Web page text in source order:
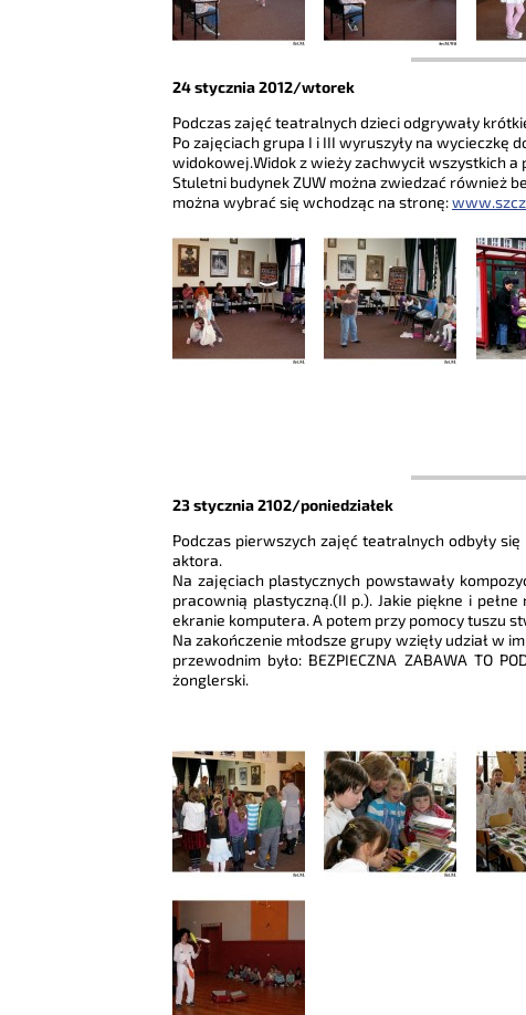
24 stycznia 2012/wtorek
Podczas zajęć teatralnych dzieci odgrywały
Po zajęciach grupa I i III wyruszyły na wycieczkę
widokowej.Widok z wieży zachwycił wszystkich a
Stuletni budynek ZUW można zwiedzać również
można wybrać się wchodząc na stronę:
23 stycznia 2102/poniedziałek
Podczas pierwszych zajęć teatralnych odbyły
aktora.
Na zajęciach plastycznych powstawały
pracownią plastyczną.(II p.). Jakie piękne i
ekranie komputera. A potem przy pomocy tuszu
Na zakończenie młodsze grupy wzięły udział w
przewodnim było: BEZPIECZNA ZABAWA TO
żonglerski.